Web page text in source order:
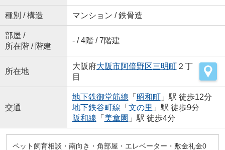
種別 / 構造 マンション / 鉄骨造
部屋 /
所在階 / 階建
- / 4階 / 7階建
所在地
大阪府大阪市阿倍野区三明町２丁
目
交通
地下鉄御堂筋線 「 昭和町」駅 徒歩12分
地下鉄谷町線 「 文の里 」駅 徒歩9分
阪和線 「 美章園 」駅 徒歩4分
ペット飼育相談・南向き・角部屋・エレベーター・敷金礼金0